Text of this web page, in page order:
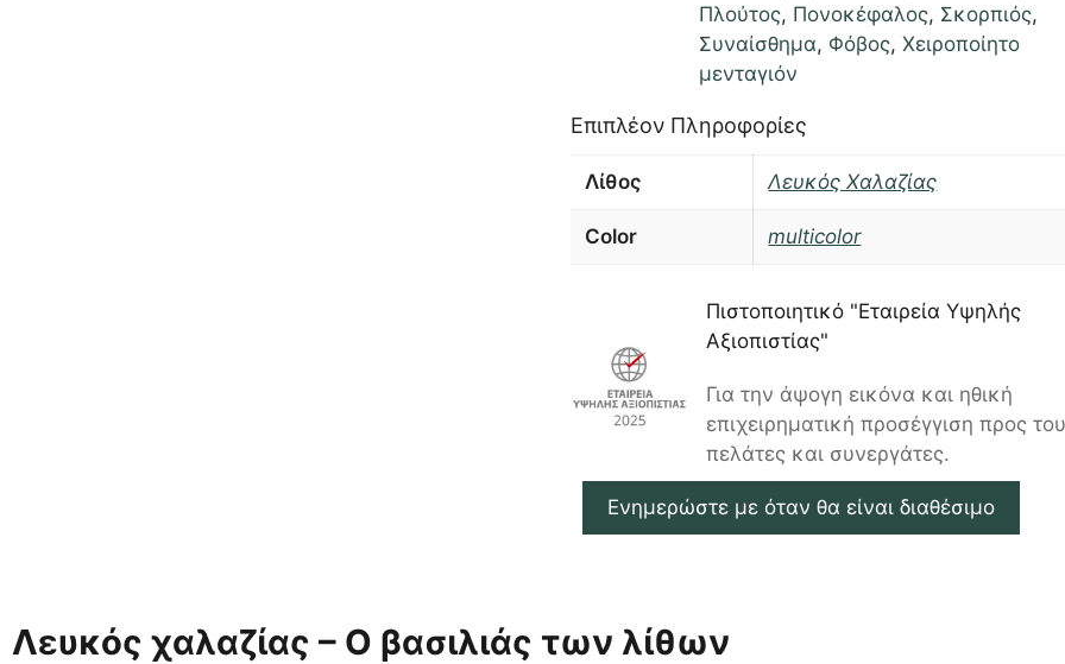
Πλούτος, Πονοκέφαλος, Σκορπιός,
Συναίσθημα, Φόβος,Χειροποίητο
μενταγιόν
Επιπλέον Πληροφορίες
Λίθος Λευκός Χαλαζίας
Color multicolor
Πιστοποιητικό "Εταιρεία Υψηλής
Αξιοπιστίας"
Για την άψογη εικόνα και ηθική
επιχειρηματική προσέγγιση προς
πελάτες και συνεργάτες.
Ενημερώστε με όταν θα είναι διαθέσιμο
Λευκός χαλαζίας – Ο βασιλιάς των λίθων